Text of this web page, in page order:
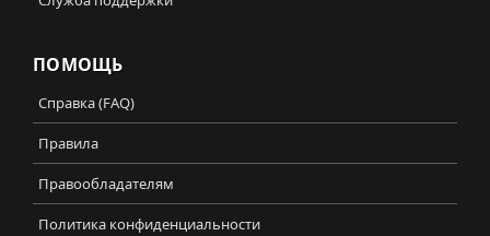
ПОМОЩЬ
Справка (FAQ)
Правила
Правообладателям
Политика конфиденциальности